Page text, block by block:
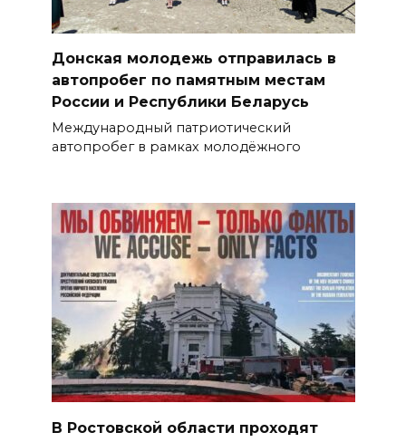
Донская молодежь отправилась в
автопробег по памятным местам
России и Республики Беларусь
Международный патриотический
автопробег в рамках молодёжного
В Ростовской области проходят